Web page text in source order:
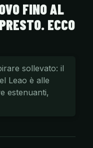
FINO AL
ECCO
sollevato: il
Leao è alle
estenuanti,